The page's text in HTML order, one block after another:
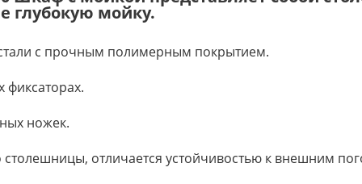
глубокую мойку.
с прочным полимерным покрытием.
фиксаторах.
ножек.
отличается устойчивостью к внешним